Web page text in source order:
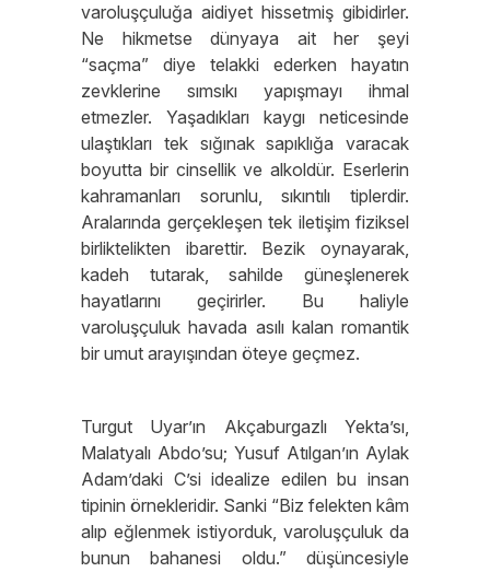
varoluşçuluğa aidiyet hissetmiş gibidirler.
Ne hikmetse dünyaya ait her şeyi
“saçma” diye telakki ederken hayatın
zevklerine sımsıkı yapışmayı ihmal
etmezler. Yaşadıkları kaygı neticesinde
ulaştıkları tek sığınak sapıklığa varacak
boyutta bir cinsellik ve alkoldür. Eserlerin
kahramanları sorunlu, sıkıntılı tiplerdir.
Aralarında gerçekleşen tek iletişim fiziksel
birliktelikten ibarettir. Bezik oynayarak,
kadeh tutarak, sahilde güneşlenerek
hayatlarını geçirirler. Bu haliyle
varoluşçuluk havada asılı kalan romantik
bir umut arayışından öteye geçmez.
Turgut Uyar’ın Akçaburgazlı Yekta’sı,
Malatyalı Abdo’su; Yusuf Atılgan’ın Aylak
Adam’daki C’si idealize edilen bu insan
tipinin örnekleridir. Sanki “Biz felekten kâm
alıp eğlenmek istiyorduk, varoluşçuluk da
bunun bahanesi oldu.” düşüncesiyle